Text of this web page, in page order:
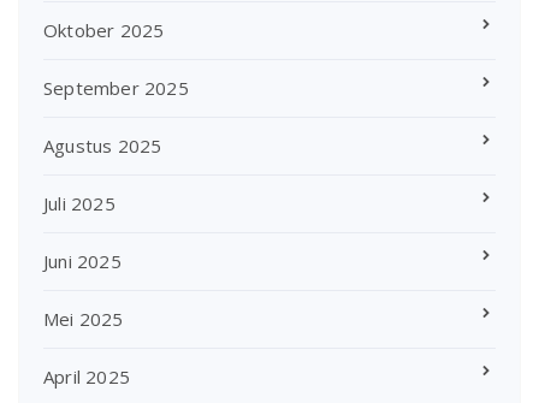
Oktober 2025
September 2025
Agustus 2025
Juli 2025
Juni 2025
Mei 2025
April 2025